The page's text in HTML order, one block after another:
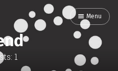
Menu
1